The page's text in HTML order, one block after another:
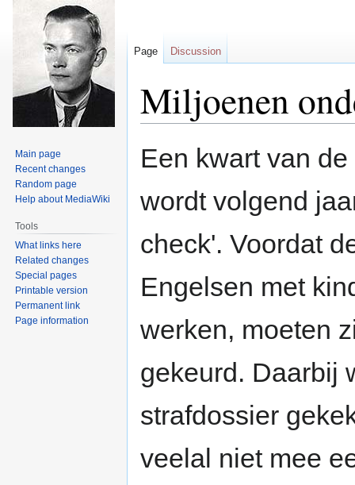
Miljoenen
to
to
Een kwart van
wordt volgend
check'. Voordat
Engelsen met
werken, moeten
gekeurd. Daarbij
strafdossier
veelal niet mee
Page Discussion
Main page
Recent changes
Random page
Help about MediaWiki
Tools
What links here
Related changes
Special pages
Printable version
Permanent link
Page information